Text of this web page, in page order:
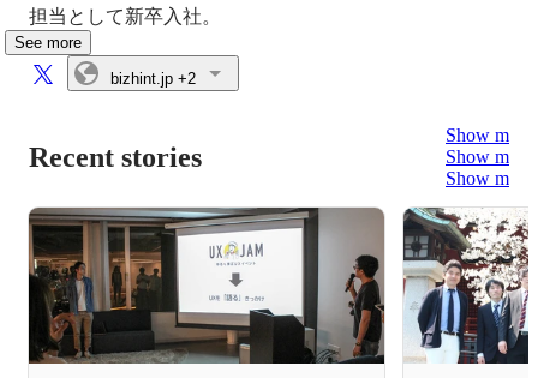
担当として新卒入社。
See more
bizhint.jp +2
Recent stories
Show more
Show more
Show more